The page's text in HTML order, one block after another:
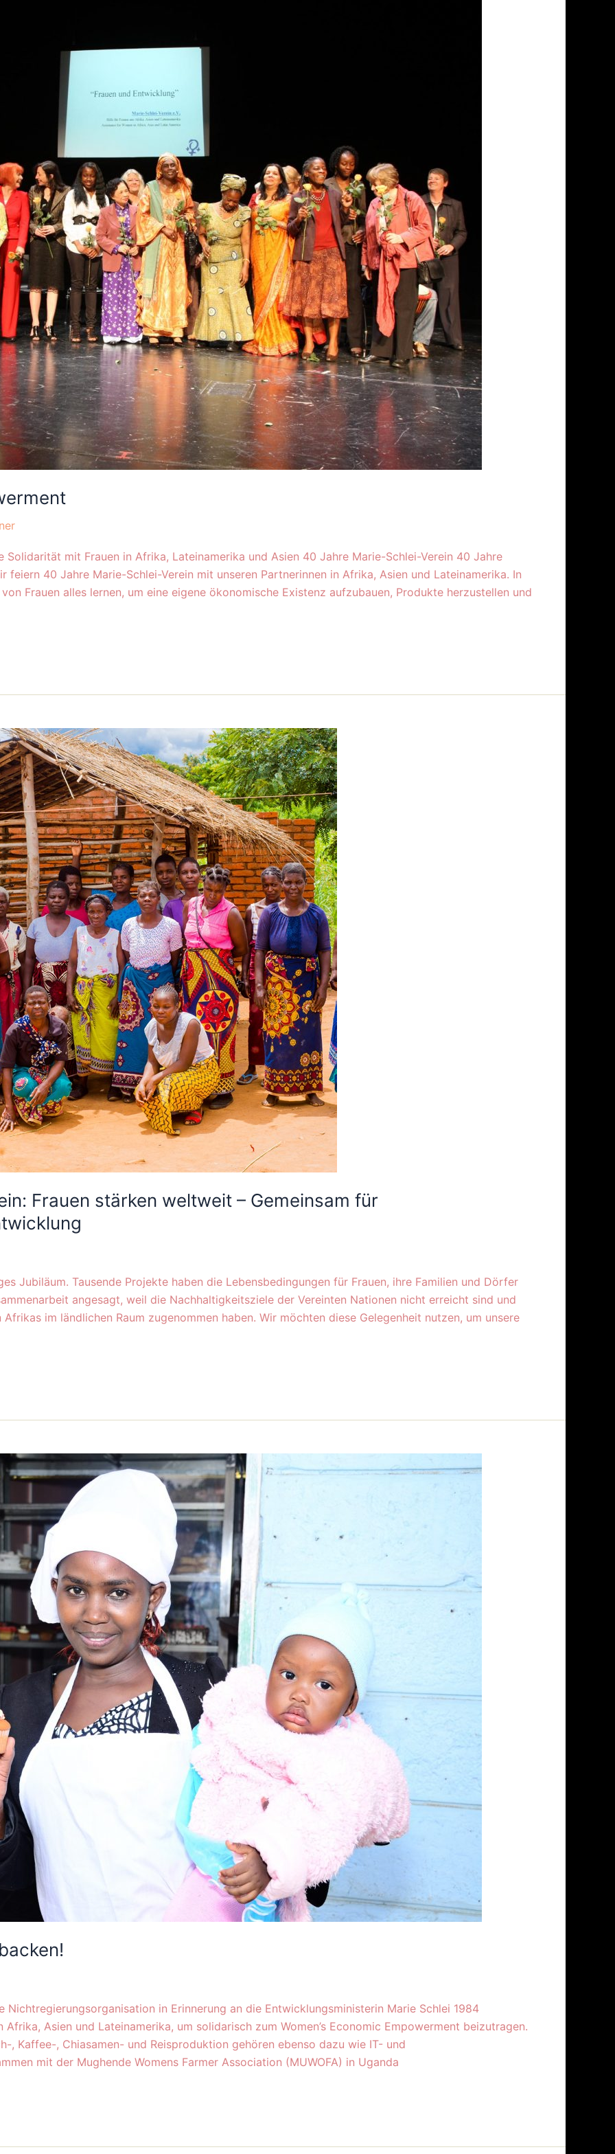
mit Frauen in Afrika, Lateinamerika und Asien 40 Jahre Marie-Schlei-Verein 40 Jahre
feiern 40 Jahre Marie-Schlei-Verein mit unseren Partnerinnen in Afrika, Asien und Lateinamerika. In
Frauen alles lernen, um eine eigene ökonomische Existenz aufzubauen, Produkte herzustellen und
Frauen stärken weltweit – Gemeinsam für
Jubiläum. Tausende Projekte haben die Lebensbedingungen für Frauen, ihre Familien und Dörfer
angesagt, weil die Nachhaltigkeitsziele der Vereinten Nationen nicht erreicht sind und
im ländlichen Raum zugenommen haben. Wir möchten diese Gelegenheit nutzen, um unsere
Nichtregierungsorganisation in Erinnerung an die Entwicklungsministerin Marie Schlei 1984
Asien und Lateinamerika, um solidarisch zum Women’s Economic Empowerment beizutragen.
, Kaffee-, Chiasamen- und Reisproduktion gehören ebenso dazu wie IT- und
mit der Mughende Womens Farmer Association (MUWOFA) in Uganda